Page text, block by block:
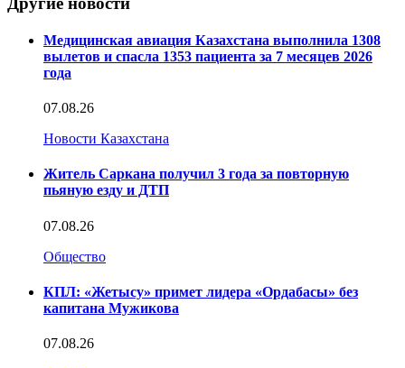
Медицинская авиация Казахстана выполнила 1308
вылетов и спасла 1353 пациента за 7 месяцев 2026
года
07.08.26
Новости Казахстана
Житель Саркана получил 3 года за повторную
пьяную езду и ДТП
07.08.26
Общество
КПЛ: «Жетысу» примет лидера «Ордабасы» без
капитана Мужикова
07.08.26